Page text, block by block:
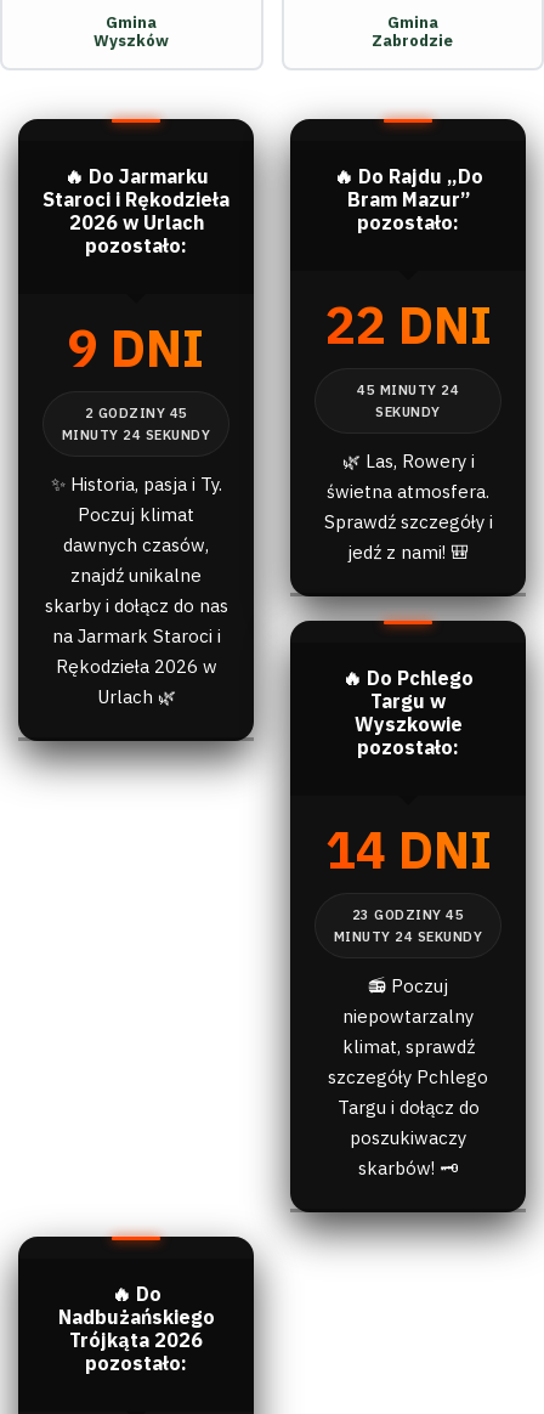
Gmina
Wyszków
Gmina
Zabrodzie
🔥 Do Jarmarku
Staroci i Rękodzieła
2026 w Urlach
pozostało:
9 DNI
✨ Historia, pasja i Ty.
Poczuj klimat
dawnych czasów,
znajdź unikalne
skarby i dołącz do nas
na Jarmark Staroci i
Rękodzieła 2026 w
Urlach 🌿
🔥 Do Rajdu „Do
Bram Mazur”
pozostało:
22 DNI
🌿 Las, Rowery i
świetna atmosfera.
Sprawdź szczegóły i
jedź z nami! 🎒
🔥 Do Pchlego
Targu w
Wyszkowie
pozostało:
14 DNI
📻 Poczuj
niepowtarzalny
klimat, sprawdź
szczegóły Pchlego
Targu i dołącz do
poszukiwaczy
skarbów! 🗝️
🔥 Do
Nadbużańskiego
Trójkąta 2026
pozostało: